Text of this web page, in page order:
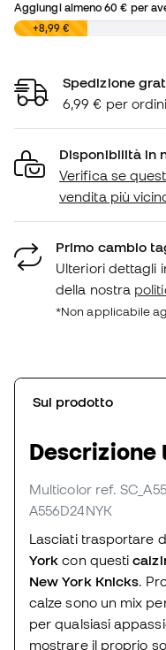
Aggiungi almeno60 € per
0,00 €+8,99 €
Spedizione
6,99 € per
Disponibilità in
Verifica se
vendita più
Primo cambio
Ulteriori dettagli
della nostra
*Non applicabile
Sul prodotto
Descrizione
Multicolor ref.
A556D24NYK
Lasciati trasportare
Yorkcon questi
New York Knicks.
calze sono un mix
per qualsiasi
mostrare il proprio